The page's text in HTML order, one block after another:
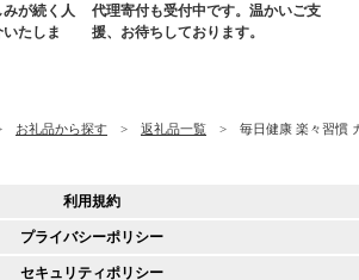
が続く人
たしま
代理寄付も受付中です。温かいご支
援、お待ちしております。
お礼品から探す 返礼品一覧 毎日健康 楽々習慣
利用規約
プライバシーポリシー
セキュリティポリシー